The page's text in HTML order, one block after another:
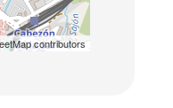
contributors